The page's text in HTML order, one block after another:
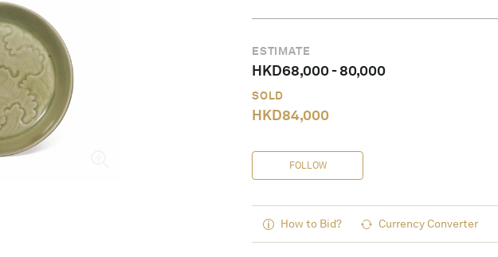
ESTIMATE
HKD68,000-80,000
SOLD
HKD84,000
FOLLOW
How to Bid? Currency Converter